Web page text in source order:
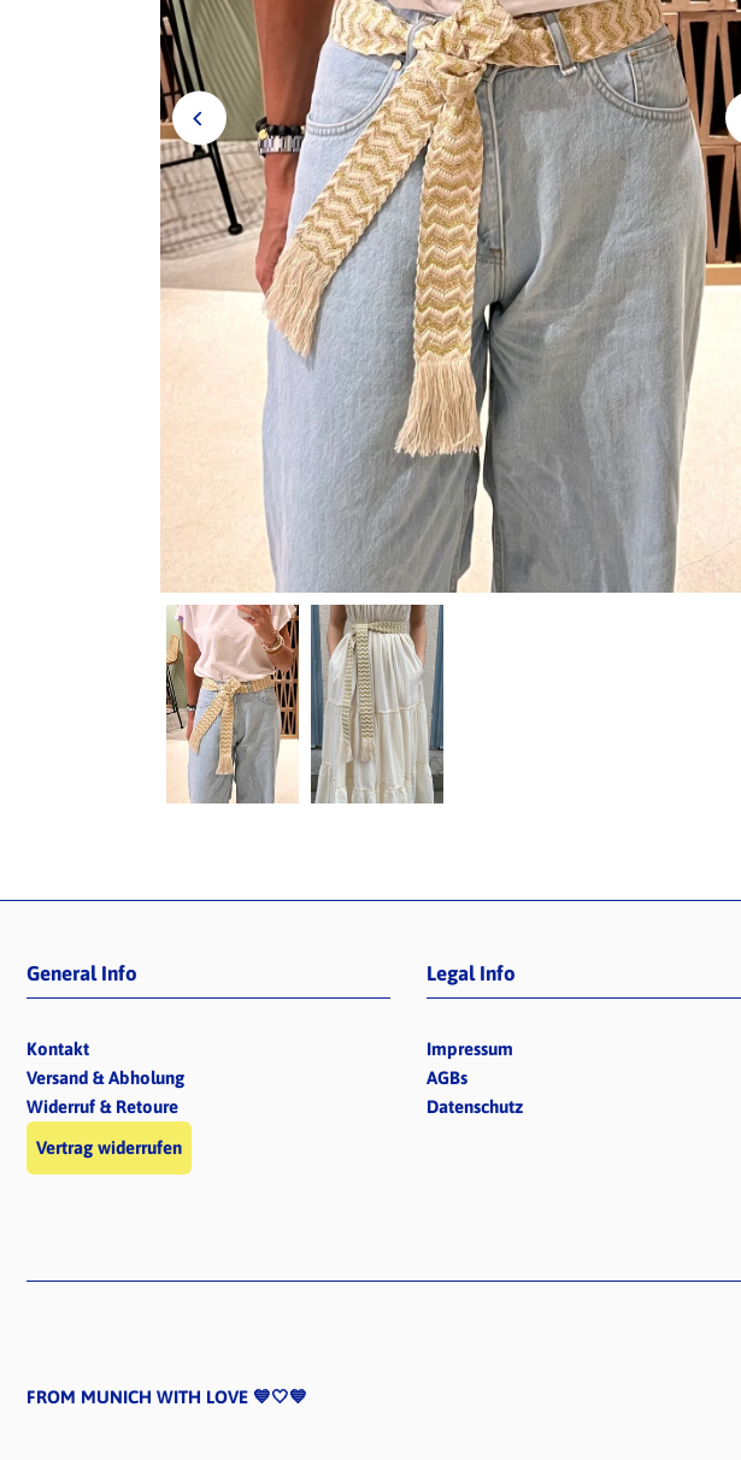
General Info
Kontakt
Versand & Abholung
Widerruf & Retoure
Vertrag widerrufen
Legal Info
Impressum
AGBs
Datenschutz
FROM MUNICH WITH LOVE 💙🤍💙